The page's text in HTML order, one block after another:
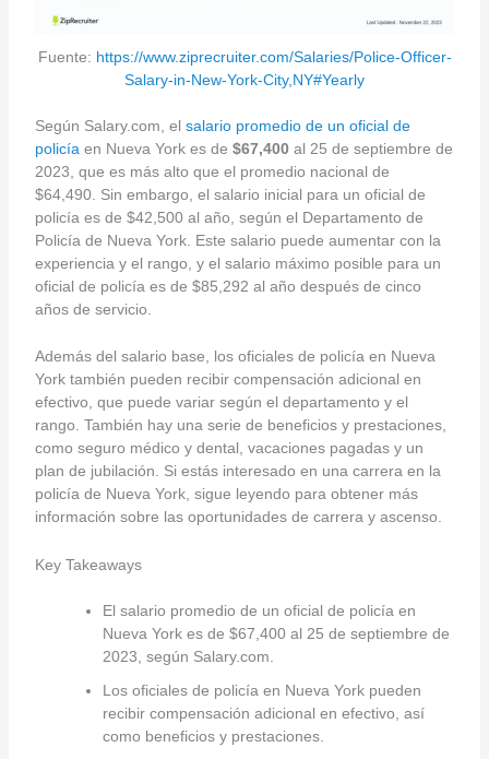
Fuente: https://www.ziprecruiter.com/Salaries/Police-Officer-
Salary-in-New-York-City,NY#Yearly
Según Salary.com, el salario promedio de un oficial de
policía en Nueva York es de $67,400al 25 de septiembre de
2023, que es más alto que el promedio nacional de
$64,490. Sin embargo, el salario inicial para un oficial de
policía es de $42,500 al año, según el Departamento de
Policía de Nueva York. Este salario puede aumentar con la
experiencia y el rango, y el salario máximo posible para un
oficial de policía es de $85,292 al año después de cinco
años de servicio.
Además del salario base, los oficiales de policía en Nueva
York también pueden recibir compensación adicional en
efectivo, que puede variar según el departamento y el
rango. También hay una serie de beneficios y prestaciones,
como seguro médico y dental, vacaciones pagadas y un
plan de jubilación. Si estás interesado en una carrera en la
policía de Nueva York, sigue leyendo para obtener más
información sobre las oportunidades de carrera y ascenso.
Key Takeaways
El salario promedio de un oficial de policía en
Nueva York es de $67,400 al 25 de septiembre de
2023, según Salary.com.
Los oficiales de policía en Nueva York pueden
recibir compensación adicional en efectivo, así
como beneficios y prestaciones.